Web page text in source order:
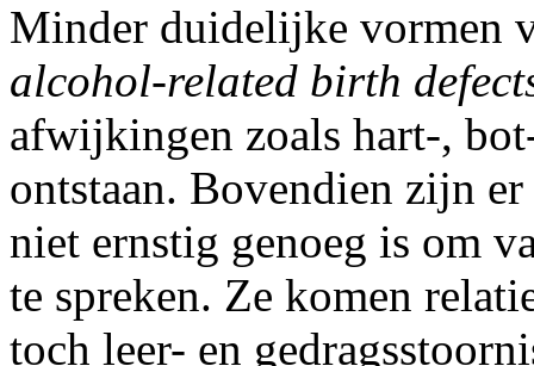
Minder duidelijke vormen
alcohol-related birth
afwijkingen zoals hart-,
ontstaan. Bovendien zijn
niet ernstig genoeg is om
te spreken. Ze komen
toch leer- en